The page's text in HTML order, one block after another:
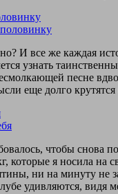
И все же каждая
узнать
песне
еще долго крутятся
чтобы снова
которые я носила на
ни на минуту не
удивляются, видя